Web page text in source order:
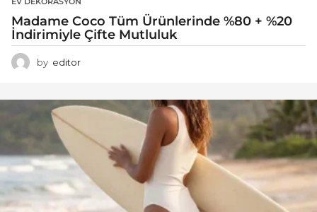
Madame Coco Tüm Ürünlerinde %80 + %20
İndirimiyle Çifte Mutluluk
by editor